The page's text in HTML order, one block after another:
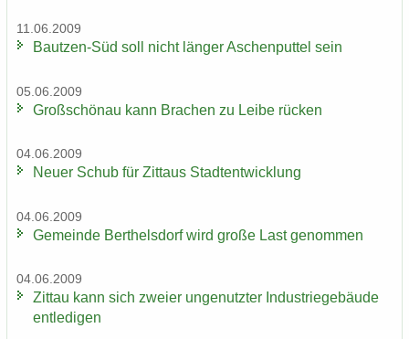
11.06.2009
Bautzen-​Süd soll nicht län­ger Aschen­put­tel sein
05.06.2009
Groß­schön­au kann Bra­chen zu Leibe rü­cken
04.06.2009
Neuer Schub für Zit­taus Stadt­ent­wick­lung
04.06.2009
Ge­mein­de Bert­hels­dorf wird große Last ge­nom­men
04.06.2009
Zit­tau kann sich zwei­er un­ge­nutz­ter In­dus­trie­ge­bäu­de
ent­le­di­gen